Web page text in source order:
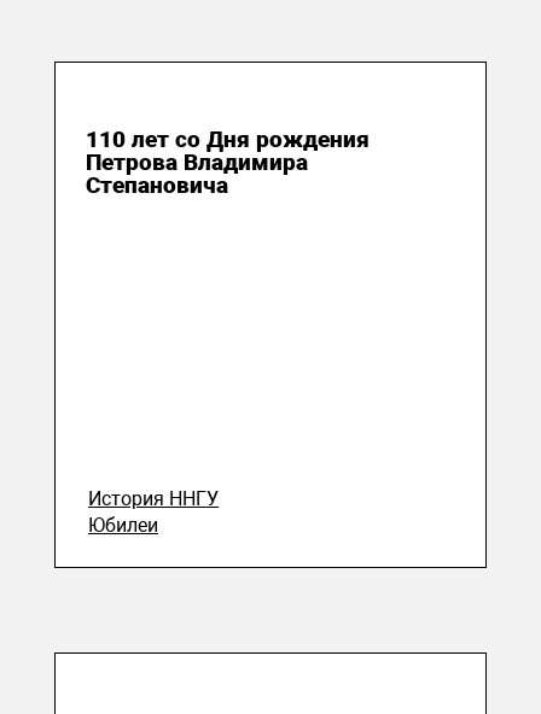
110 лет со Дня рождения
Петрова Владимира
Степановича
История ННГУ
Юбилеи